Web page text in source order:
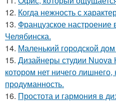
12. Когда нежность с
13. Французское
Челябинска.
14. Маленький городской
15. Дизайнеры студии Nuova
котором нет ничего лишнего,
продуманность.
16. Простота и гармония в